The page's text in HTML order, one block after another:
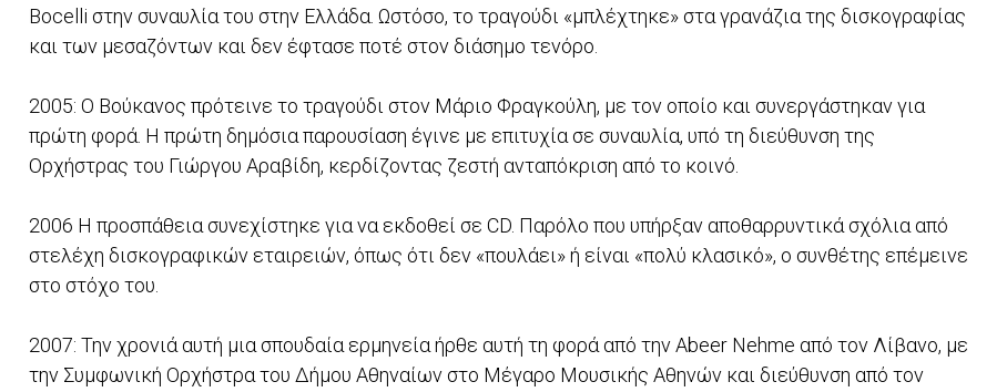
Bocelli στην συναυλία του στην Ελλάδα. Ωστόσο, το τραγούδι «μπλέχτηκε» στα γρανάζια της δισκογραφίας
και των μεσαζόντων και δεν έφτασε ποτέ στον διάσημο τενόρο.
2005: Ο Βούκανος πρότεινε το τραγούδι στον Μάριο Φραγκούλη, με τον οποίο και συνεργάστηκαν για
πρώτη φορά. Η πρώτη δημόσια παρουσίαση έγινε με επιτυχία σε συναυλία, υπό τη διεύθυνση της
Ορχήστρας του Γιώργου Αραβίδη, κερδίζοντας ζεστή ανταπόκριση από το κοινό.
2006 Η προσπάθεια συνεχίστηκε για να εκδοθεί σε CD. Παρόλο που υπήρξαν αποθαρρυντικά σχόλια από
στελέχη δισκογραφικών εταιρειών, όπως ότι δεν «πουλάει» ή είναι «πολύ κλασικό», ο συνθέτης επέμεινε
στο στόχο του.
2007: Την χρονιά αυτή μια σπουδαία ερμηνεία ήρθε αυτή τη φορά από την Abeer Nehme από τον Λίβανο, με
την Συμφωνική Ορχήστρα του Δήμου Αθηναίων στο Μέγαρο Μουσικής Αθηνών και διεύθυνση από τον